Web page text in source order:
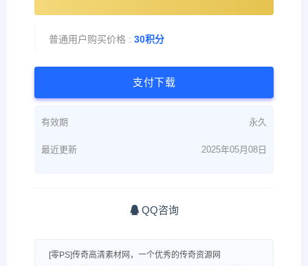
普通用户购买价格 : 30积分
支付下载
有效期 永久
最近更新 2025年05月08日
QQ咨询
[零PS]传奇高清素材网，一个优秀的传奇资源网